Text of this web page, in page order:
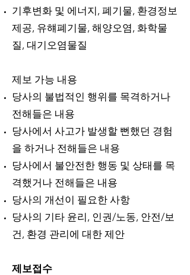
기후변화 및 에너지, 폐기물, 환경정보
제공, 유햬폐기물, 해양오염, 화학물
질, 대기오염물질
제보 가능 내용
당사의 불법적인 행위를 목격하거나
전해들은 내용
당사에서 사고가 발생할 뻔했던 경험
을 하거나 전해들은 내용
당사에서 불안전한 행동 및 상태를 목
격했거나 전해들은 내용
당사의 개선이 필요한 사항
당사의 기타 윤리, 인권/노동, 안전/보
건, 환경 관리에 대한 제안
제보접수